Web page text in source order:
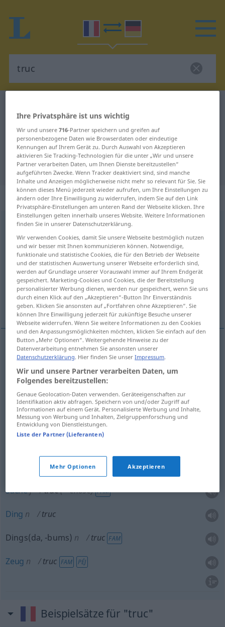
Französisch-Deutsch Übersetzung
für "truc"
"truc" Deutsch Übersetzung
„truc“: masculin
truc [tʀyk]m
Übersicht aller Übersetzungen
(Für mehr Details die Übersetzung anklicken/antippen)
Kniff, Trick, Dreh Trick
Sache, Ding, Dings, Zeug
Kniffm truc(≈ astuce) FAM
Trickm truc
Drehm truc FAM
truc FILM
Sachef truc(≈ chose) FAM
Ding n truc
Dings(da, -bums) n truc FAM
Zeug n truc FAM PÉJ
Beispielsätze für "truc"
Ihre Privatsphäre ist uns wichtig
Wir und unsere716-Partner speichern und greifen auf
personenbezogene Daten wie Browserdaten oder eindeutige
Kennungen auf Ihrem Gerät zu. Durch Auswahl von Akzeptieren
aktivieren Sie Tracking-Technologien für die unter „Wir und unsere
Partner verarbeiten Daten, um Ihnen Dienste bereitzustellen“
aufgeführten Zwecke. Wenn Tracker deaktiviert sind, sind manche
Inhalte und Anzeigen möglicherweise nicht mehr so relevant für Sie. Sie
können dieses Menü jederzeit wieder aufrufen, um Ihre Einstellungen zu
ändern oder Ihre Einwilligung zu widerrufen, indem Sie auf den Link
Privatsphäre-Einstellungen am unteren Rand der Webseite klicken. Ihre
Einstellungen gelten innerhalb unseres Website. Weitere Informationen
finden Sie in unserer Datenschutzerklärung.
Wir verwenden Cookies, damit Sie unsere Webseite bestmöglich nutzen
und wir besser mit Ihnen kommunizieren können. Notwendige,
funktionale und statistische Cookies, die für den Betrieb der Webseite
und der statistischen Auswertung unserer Webseite erforderlich sind,
werden auf Grundlage unserer Vorauswahl immer auf Ihrem Endgerät
gespeichert. Marketing-Cookies und Cookies, die der Bereitstellung
personalisierter Werbung dienen, werden nur gespeichert, wenn Sie uns
durch einen Klick auf den „Akzeptieren“-Button Ihr Einverständnis
geben. Klicken Sie ansonsten auf „Fortfahren ohne Akzeptieren“. Sie
können Ihre Einwilligung jederzeit für zukünftige Besuche unserer
Webseite widerrufen. Wenn Sie weitere Informationen zu den Cookies
und den Anpassungsmöglichkeiten möchten, klicken Sie einfach auf den
Button „Mehr Optionen“. Weitergehende Hinweise zu der
Datenverarbeitung entnehmen Sie ansonsten unserer
Datenschutzerklärung. Hier finden Sie unserImpressum.
Wir und unsere Partner verarbeiten Daten, um
Folgendes bereitzustellen:
Genaue Geolocation-Daten verwenden. Geräteeigenschaften zur
Identifikation aktiv abfragen. Speichern von und/oder Zugriff auf
Informationen auf einem Gerät. Personalisierte Werbung und Inhalte,
Messung von Werbung und Inhalten, Zielgruppenforschung und
Entwicklung von Dienstleistungen.
Liste der Partner (Lieferanten)
Mehr Optionen Akzeptieren